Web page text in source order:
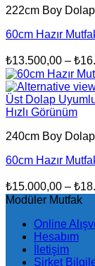
222cm Boy
60cm Hazır
₺13.500,00 – ₺
Hızlı Görünüm
240cm Boy
60cm Hazır
₺15.000,00 – ₺
Modüler Mutfak
Online
Hesabım
İletişim
Şirket